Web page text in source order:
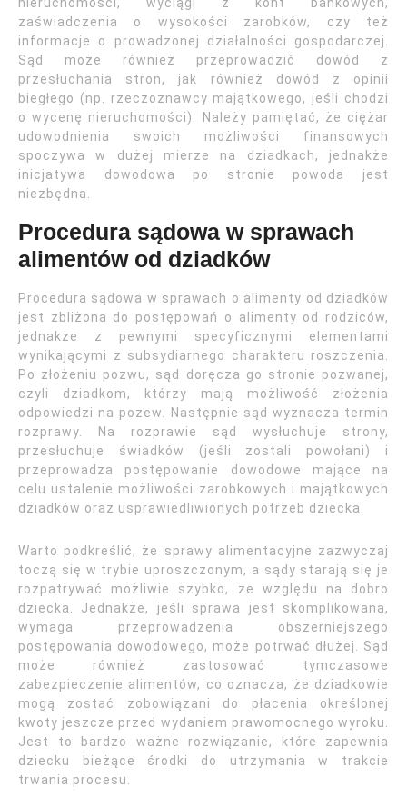
zaświadczenia o wysokości zarobków, czy też
informacje o prowadzonej działalności gospodarczej.
Sąd może również przeprowadzić dowód z
przesłuchania stron, jak również dowód z opinii
biegłego (np. rzeczoznawcy majątkowego, jeśli chodzi
o wycenę nieruchomości). Należy pamiętać, że ciężar
udowodnienia swoich możliwości finansowych
spoczywa w dużej mierze na dziadkach, jednakże
inicjatywa dowodowa po stronie powoda jest
niezbędna.
Procedura sądowa w sprawach
alimentów od dziadków
Procedura sądowa w sprawach o alimenty od dziadków
jest zbliżona do postępowań o alimenty od rodziców,
jednakże z pewnymi specyficznymi elementami
wynikającymi z subsydiarnego charakteru roszczenia.
Po złożeniu pozwu, sąd doręcza go stronie pozwanej,
czyli dziadkom, którzy mają możliwość złożenia
odpowiedzi na pozew. Następnie sąd wyznacza termin
rozprawy. Na rozprawie sąd wysłuchuje strony,
przesłuchuje świadków (jeśli zostali powołani) i
przeprowadza postępowanie dowodowe mające na
celu ustalenie możliwości zarobkowych i majątkowych
dziadków oraz usprawiedliwionych potrzeb dziecka.
Warto podkreślić, że sprawy alimentacyjne zazwyczaj
toczą się w trybie uproszczonym, a sądy starają się je
rozpatrywać możliwie szybko, ze względu na dobro
dziecka. Jednakże, jeśli sprawa jest skomplikowana,
wymaga przeprowadzenia obszerniejszego
postępowania dowodowego, może potrwać dłużej. Sąd
może również zastosować tymczasowe
zabezpieczenie alimentów, co oznacza, że dziadkowie
mogą zostać zobowiązani do płacenia określonej
kwoty jeszcze przed wydaniem prawomocnego wyroku.
Jest to bardzo ważne rozwiązanie, które zapewnia
dziecku bieżące środki do utrzymania w trakcie
trwania procesu.